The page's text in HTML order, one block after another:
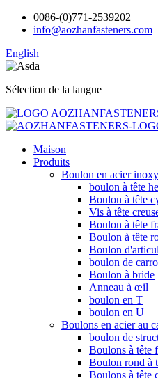
0086-(0)771-2539202
info@aozhanfasteners.com
English
Sélection de la langue
Maison
Produits
Boulon en acier
boulon à tête
Boulon à tête
Vis à tête
Boulon à tête
Boulon à tête
Boulon
boulon de
Boulon à bride
Anneau à œil
boulon en T
boulon en U
Boulons en acier au
boulon de
Boulons à tête
Boulon rond à
Boulons à tête